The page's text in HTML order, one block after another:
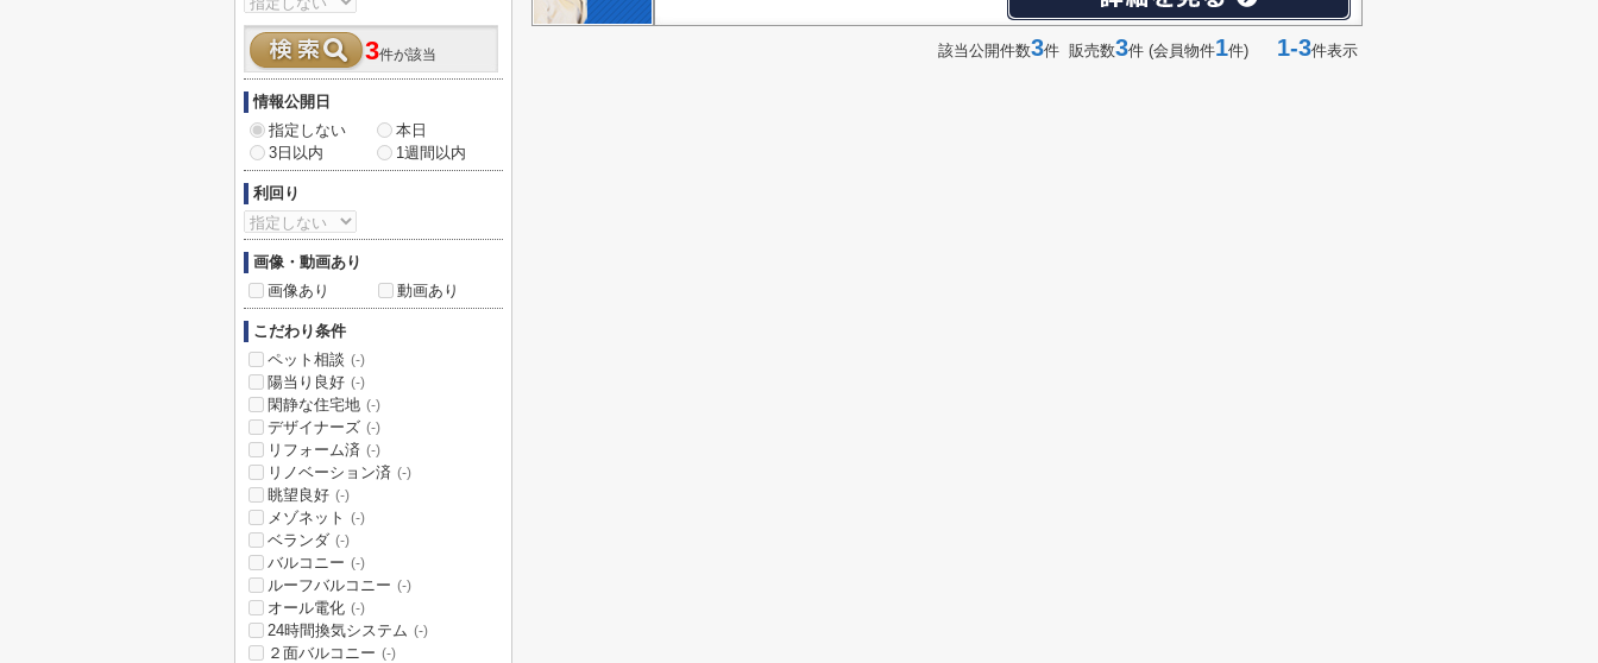
該当公開件数3件 販売数3件 (会員物件1件) 1-3件表示
3件が該当
情報公開日
指定しない
本日
3日以内
1週間以内
利回り
画像・動画あり
画像あり
動画あり
こだわり条件
ペット相談 (-)
陽当り良好 (-)
閑静な住宅地 (-)
デザイナーズ (-)
リフォーム済 (-)
リノベーション済 (-)
眺望良好 (-)
メゾネット (-)
ベランダ (-)
バルコニー (-)
ルーフバルコニー (-)
オール電化 (-)
24時間換気システム (-)
２面バルコニー (-)